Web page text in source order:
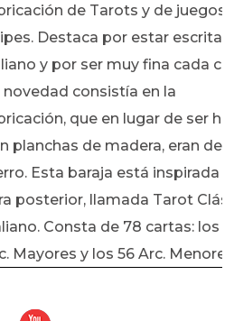
de Tarots y de juegos
Destaca por estar escrita
y por ser muy fina cada
novedad consistía en la
que en lugar de ser
planchas de madera, eran de
Esta baraja está inspirada
posterior, llamada Tarot
Consta de 78 cartas: los
Mayores y los 56 Arc.